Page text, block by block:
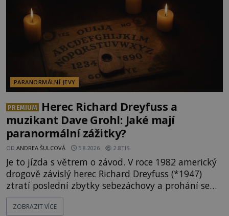
PARANORMÁLNÍ JEVY
PREMIUM
Herec Richard Dreyfuss a
muzikant Dave Grohl: Jaké mají
paranormální zážitky?
OD ANDREA ŠULCOVÁ 5.8.2026 2.8TIS
Je to jízda s větrem o závod. V roce 1982 americký
drogově závislý herec Richard Dreyfuss (*1947)
ztratí poslední zbytky sebezáchovy a prohání se
po silnicích ve svém mercedesu jako utržený ze
řetězu. Vše vyvrcholí katastrofou, když to Dreyfuss
ZOBRAZIT VÍCE